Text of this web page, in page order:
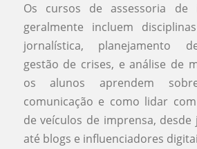
Os cursos de assessoria de
geralmente incluem
jornalística, planejamento
gestão de crises, e análise de
os alunos aprendem
comunicação e como lidar
de veículos de imprensa,
até blogs e influenciadores